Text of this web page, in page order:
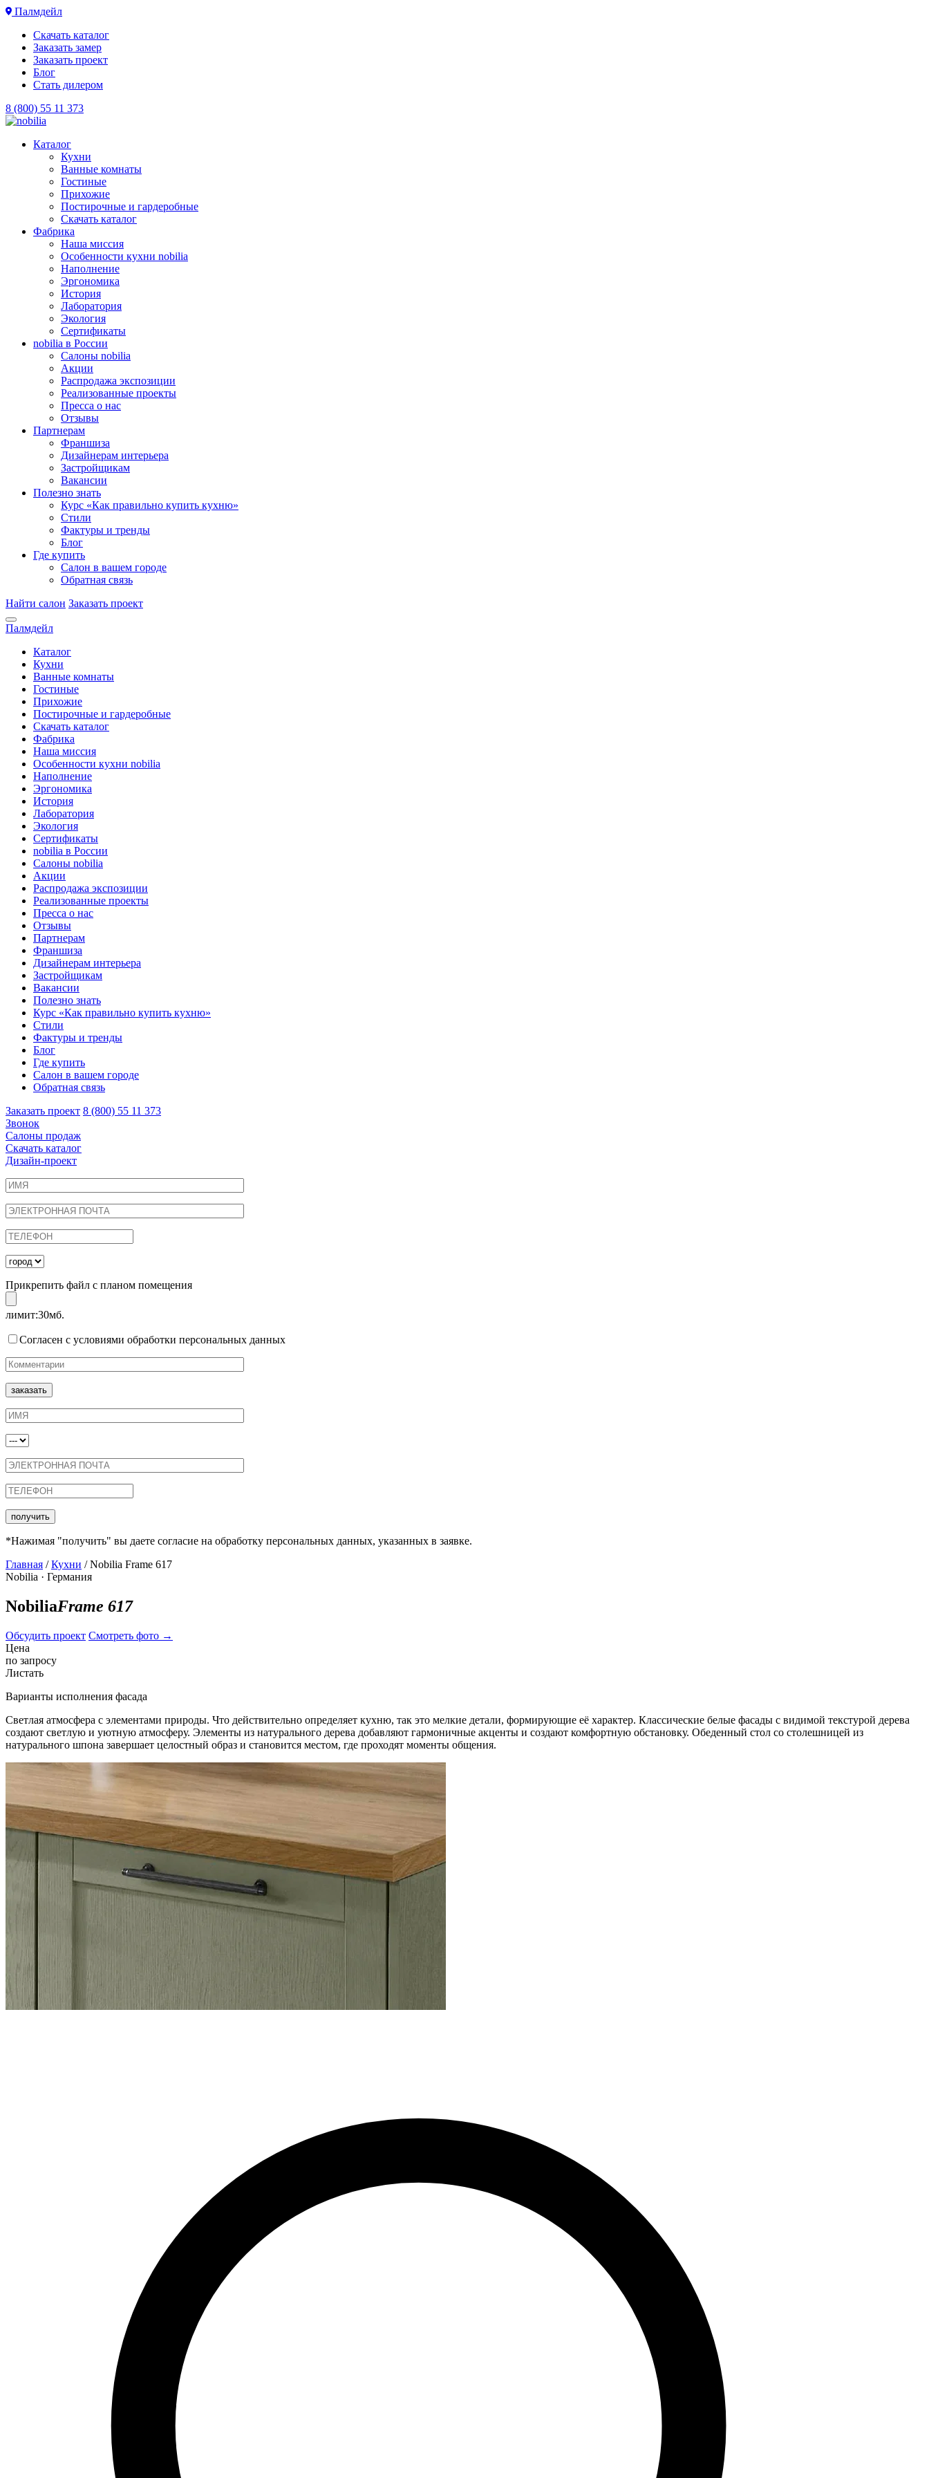
Палмдейл
Скачать каталог
Заказать замер
Заказать проект
Блог
Стать дилером
8 (800) 55 11 373
Каталог
Кухни
Ванные комнаты
Гостиные
Прихожие
Постирочные и гардеробные
Скачать каталог
Фабрика
Наша миссия
Особенности кухни nobilia
Наполнение
Эргономика
История
Лаборатория
Экология
Сертификаты
nobilia в России
Салоны nobilia
Акции
Распродажа экспозиции
Реализованные проекты
Пресса о нас
Отзывы
Партнерам
Франшиза
Дизайнерам интерьера
Застройщикам
Вакансии
Полезно знать
Курс «Как правильно купить кухню»
Cтили
Фактуры и тренды
Блог
Где купить
Салон в вашем городе
Обратная связь
Найти салон Заказать проект
Палмдейл
Каталог
Кухни
Ванные комнаты
Гостиные
Прихожие
Постирочные и гардеробные
Скачать каталог
Фабрика
Наша миссия
Особенности кухни nobilia
Наполнение
Эргономика
История
Лаборатория
Экология
Сертификаты
nobilia в России
Салоны nobilia
Акции
Распродажа экспозиции
Реализованные проекты
Пресса о нас
Отзывы
Партнерам
Франшиза
Дизайнерам интерьера
Застройщикам
Вакансии
Полезно знать
Курс «Как правильно купить кухню»
Cтили
Фактуры и тренды
Блог
Где купить
Салон в вашем городе
Обратная связь
Заказать проект 8 (800) 55 11 373
Звонок
Салоны продаж
Скачать каталог
Дизайн-проект
Прикрепить файл с планом помещения
лимит:30мб.
Согласен с условиями обработки персональных данных
*Нажимая "получить" вы даете согласие на обработку персональных данных, указанных в заявке.
Главная /Кухни / Nobilia Frame 617
Nobilia · Германия
NobiliaFrame 617
Обсудить проект Смотреть фото →
Цена
по запросу
Листать
Варианты исполнения фасада
Светлая атмосфера с элементами природы. Что действительно определяет кухню, так это мелкие детали, формирующие её характер. Классические белые фасады с видимой текстурой дерева
создают светлую и уютную атмосферу. Элементы из натурального дерева добавляют гармоничные акценты и создают комфортную обстановку. Обеденный стол со столешницей из
натурального шпона завершает целостный образ и становится местом, где проходят моменты общения.